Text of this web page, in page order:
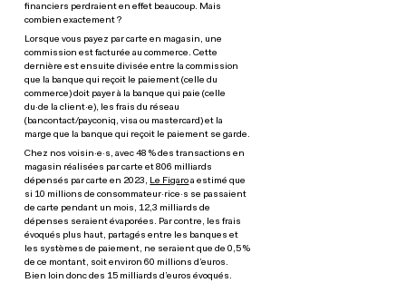
financiers perdraient en effet beaucoup. Mais
combien exactement ?
Lorsque vous payez par carte en magasin, une
commission est facturée au commerce. Cette
dernière est ensuite divisée entre la commission
que la banque qui reçoit le paiement (celle du
commerce) doit payer à la banque qui paie (celle
du·de la client·e), les frais du réseau
(bancontact/payconiq, visa ou mastercard) et la
marge que la banque qui reçoit le paiement se garde.
Chez nos voisin·e·s, avec 48 % des transactions en
magasin réalisées par carte et 806 milliards
dépensés par carte en 2023, Le Figaroa estimé que
si 10 millions de consommateur·rice·s se passaient
de carte pendant un mois, 12,3 milliards de
dépenses seraient évaporées. Par contre, les frais
évoqués plus haut, partagés entre les banques et
les systèmes de paiement, ne seraient que de 0,5 %
de ce montant, soit environ 60 millions d’euros.
Bien loin donc des 15 milliards d’euros évoqués.